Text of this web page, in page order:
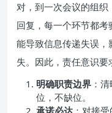
对，到一次会议的组
回复，每一个环节都
能导致信息传递失误
失。因此，责任意识要
明确职责边界 ：
位，不缺位。
承诺必达 ：对接